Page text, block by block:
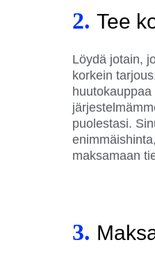
2. Tee
Löydä jotain,
korkein
puolestasi.
maksamaan
3.